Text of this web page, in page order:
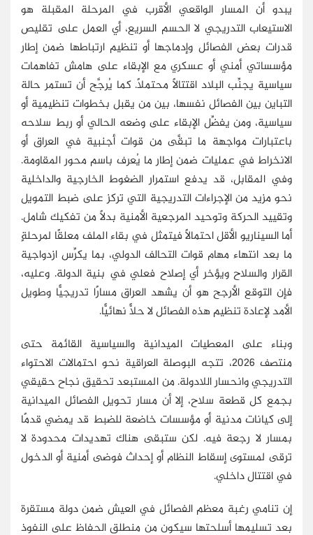
يبدو أن المسار الواقعي الأقرب في المرحلة المقبلة هو
الاستيعاب التدريجي لا الحسم السريع، أي العمل على تقليص
قدرات بعض الفصائل وإدماجها أو تنظيم ارتباطها ضمن إطار
مؤسساتي أمني أو عسكري مع الإبقاء على هامش تفاهمات
سياسية يجنِّب البلاد اقتتالًا محتملًا. كما يُرجَّح أن تستمر حالة
التباين بين الفصائل نفسها، بين من يقبل بخطوات تنظيمية أو
سياسية، ومن يفضِّل الإبقاء على وضعه الحالي أو ربط سلاحه
باعتبارات مواجهة ما تبقَّى من قوات أجنبية في العراق أو
الانخراط في عمليات ضمن إطار ما يُعرف باسم محور المقاومة.
وفي المقابل، قد يدفع استمرار الضغوط الخارجية والداخلية
نحو مزيد من الإجراءات التدريجية التي تركز على ضبط التمويل
وتقييد الحركة وتوحيد المرجعية الأمنية بدلًا من تفكيك شامل.
أما السيناريو الأقل احتمالًا فيتمثل في بقاء الملف معلقًا لمرحلةٍ
ما بعد انتهاء مهام قوات التحالف الدولي، بما يكرِّس ازدواجية
القرار والسلاح ويؤخر أي إصلاح فعلي في بنية الدولة. وعليه،
فإن التوقع الأرجح هو أن يشهد العراق مسارًا تدريجيًّا وطويل
الأمد لإعادة تنظيم هذه الفصائل لا حلًّا نهائيًّا.
وبناء على المعطيات الميدانية والسياسية القائمة حتى
منتصف 2026، تتجه البوصلة العراقية نحو احتمالات الاحتواء
التدريجي وانحسار اللادولة. من المستبعد تحقيق نجاح حقيقي
بجمع كل قطعة سلاح، إلا أن مسار تحويل الفصائل الميدانية
إلى كيانات مدنية أو مؤسسات خاضعة للضبط قد يمضي قدمًا
بمسار لا رجعة فيه. لكن ستبقى هناك تهديدات محدودة لا
ترقى لمستوى إسقاط النظام أو إحداث فوضى أمنية أو الدخول
في اقتتال داخلي.
إن تنامي رغبة معظم الفصائل في العيش ضمن دولة مستقرة
بعد تسليمها أسلحتها سيكون من منطلق الحفاظ على النفوذ